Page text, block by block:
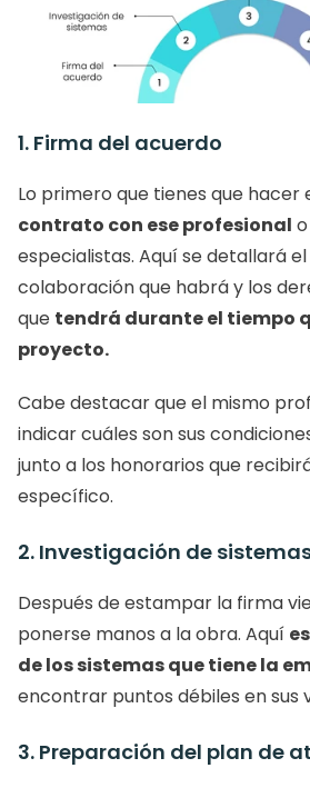
1. Firma del acuerdo
Lo primero que tienes que hacer
contrato con ese profesional
especialistas. Aquí se detallará
colaboración que habrá y los
que tendrá durante el tiempo
proyecto.
Cabe destacar que el mismo
indicar cuáles son sus
junto a los honorarios que
específico.
2. Investigación de
Después de estampar la firma
ponerse manos a la obra. Aquí
de los sistemas que tiene la
encontrar puntos débiles en sus
3. Preparación del plan de